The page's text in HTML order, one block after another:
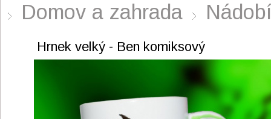
Domov a zahrada
Hrnek velký - Ben komiksový